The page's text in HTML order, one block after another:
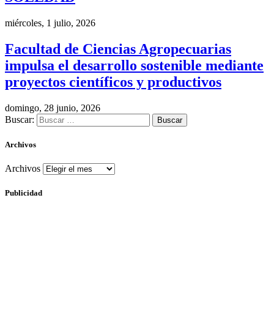
miércoles, 1 julio, 2026
Facultad de Ciencias Agropecuarias
impulsa el desarrollo sostenible mediante
proyectos científicos y productivos
domingo, 28 junio, 2026
Buscar:
Archivos
Archivos
Publicidad